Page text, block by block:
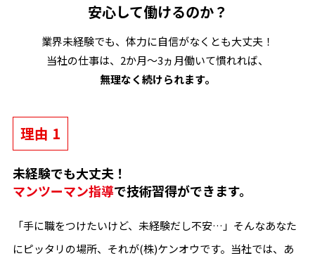
安心して働けるのか？
業界未経験でも、体力に自信がなくとも大丈夫！
当社の仕事は、2か月～3ヵ月働いて慣れれば、
無理なく続けられます。
理由 1
未経験でも大丈夫！
マンツーマン指導で技術習得ができます。
「手に職をつけたいけど、未経験だし不安…」そんなあなた
にピッタリの場所、それが(株)ケンオウです。当社では、あ